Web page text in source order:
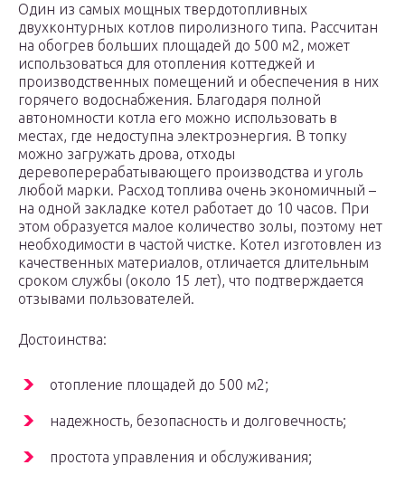
Один из самых мощных твердотопливных
двухконтурных котлов пиролизного типа. Рассчитан
на обогрев больших площадей до 500 м2, может
использоваться для отопления коттеджей и
производственных помещений и обеспечения в них
горячего водоснабжения. Благодаря полной
автономности котла его можно использовать в
местах, где недоступна электроэнергия. В топку
можно загружать дрова, отходы
деревоперерабатывающего производства и уголь
любой марки. Расход топлива очень экономичный –
на одной закладке котел работает до 10 часов. При
этом образуется малое количество золы, поэтому нет
необходимости в частой чистке. Котел изготовлен из
качественных материалов, отличается длительным
сроком службы (около 15 лет), что подтверждается
отзывами пользователей.
Достоинства:
отопление площадей до 500 м2;
надежность, безопасность и долговечность;
простота управления и обслуживания;